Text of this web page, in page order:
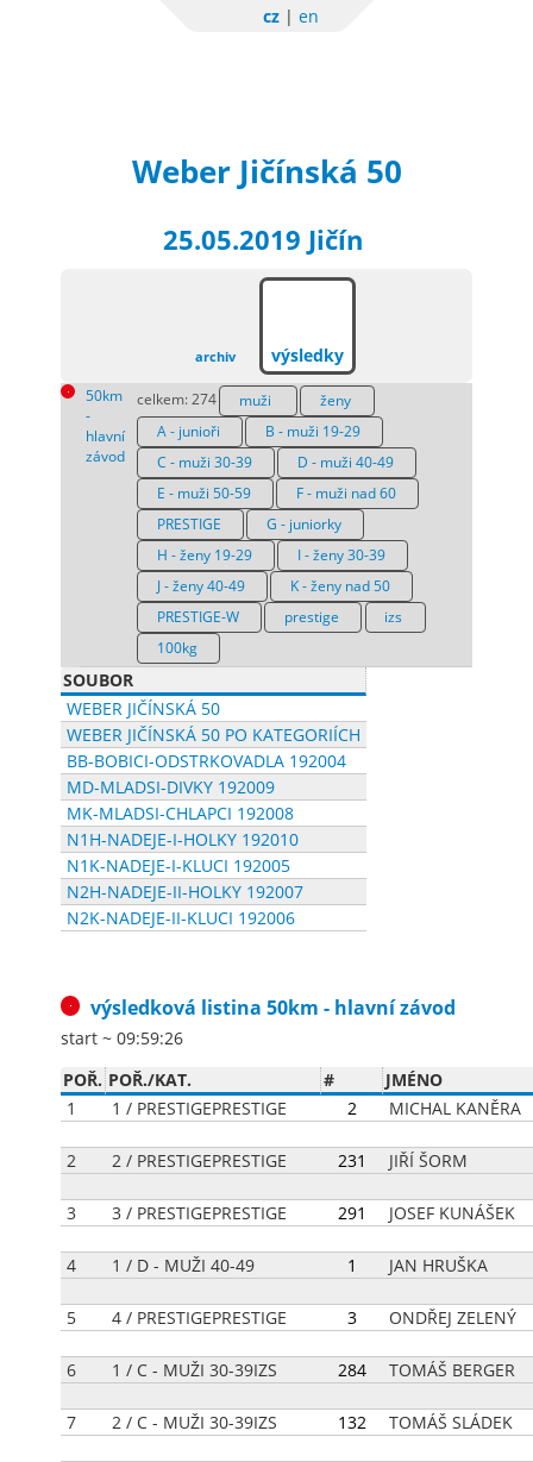
cz| en
Weber Jičínská 50
25.05.2019 Jičín
archiv výsledky
50km
-
hlavní
závod
celkem: 274 muži
ženy
A - junioři
B - muži 19-29
C - muži 30-39
D - muži 40-49
E - muži 50-59
F - muži nad 60
PRESTIGE
G - juniorky
H - ženy 19-29
I - ženy 30-39
J - ženy 40-49
K - ženy nad 50
PRESTIGE-W
prestige
izs
100kg
SOUBOR
WEBER JIČÍNSKÁ 50
WEBER JIČÍNSKÁ 50 PO KATEGORIÍCH
BB-BOBICI-ODSTRKOVADLA 192004
MD-MLADSI-DIVKY 192009
MK-MLADSI-CHLAPCI 192008
N1H-NADEJE-I-HOLKY 192010
N1K-NADEJE-I-KLUCI 192005
N2H-NADEJE-II-HOLKY 192007
N2K-NADEJE-II-KLUCI 192006
výsledková listina50km - hlavní závod
start ~ 09:59:26
POŘ. POŘ./KAT. #
JMÉNO
1
1 / PRESTIGEPRESTIGE 2 MICHAL KANĚRA
2 2 / PRESTIGEPRESTIGE 231 JIŘÍ ŠORM
3 3 / PRESTIGEPRESTIGE 291 JOSEF KUNÁŠEK
4 1 / D - MUŽI 40-49 1 JAN HRUŠKA
5 4 / PRESTIGEPRESTIGE 3 ONDŘEJ ZELENÝ
6 1 / C - MUŽI 30-39IZS 284 TOMÁŠ BERGER
7 2 / C - MUŽI 30-39IZS 132 TOMÁŠ SLÁDEK